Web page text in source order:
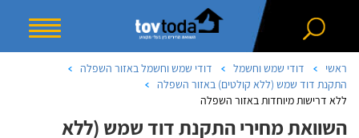
ראשי דודי שמש וחשמל
דודי שמש וחשמל באזור השפלה
התקנת דוד שמש (ללא קולטים) באזור השפלה
ללא דרישות מיוחדות באזור השפלה
השוואת מחירי התקנת דוד שמש (ללא